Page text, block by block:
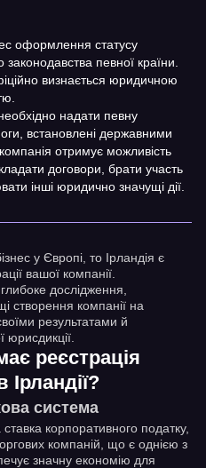
оформлення статусу
певної країни.
визнається юридичною
надати певну
встановлені державними
отримує можливість
договори, брати участь
інші юридично значущі дії.
у Європі, то Ірландія є
вашої компанії.
дослідження,
створення компанії на
результатами й
реєстрація
Ірландії?
система
корпоративного податку,
компаній, що є однією з
значну економію для